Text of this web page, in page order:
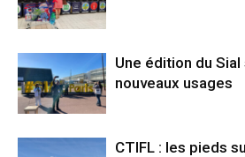
Une édition du
nouveaux usages
CTIFL : les pieds